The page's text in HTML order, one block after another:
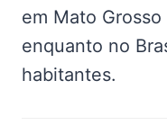
em Mato
enquanto no
habitantes.